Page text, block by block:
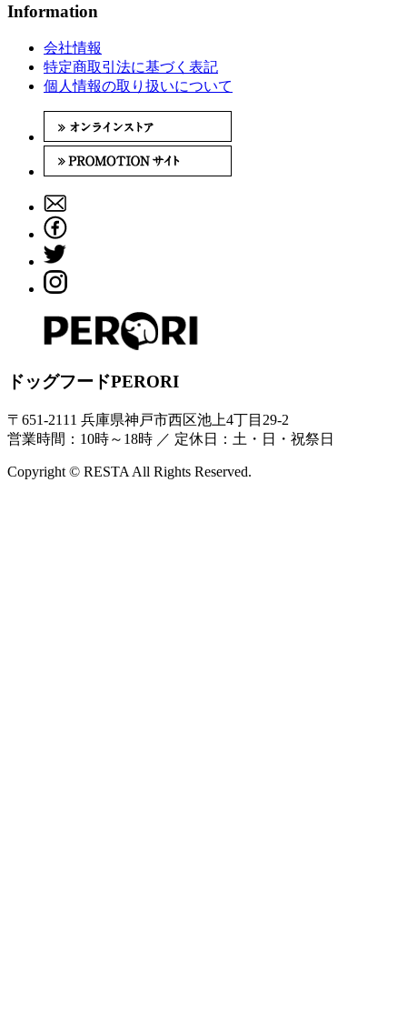
Information
会社情報
特定商取引法に基づく表記
個人情報の取り扱いについて
ドッグフードPERORI
〒651-2111 兵庫県神戸市西区池上4丁目29-2
営業時間：10時～18時 ／ 定休日：土・日・祝祭日
Copyright © RESTA All Rights Reserved.